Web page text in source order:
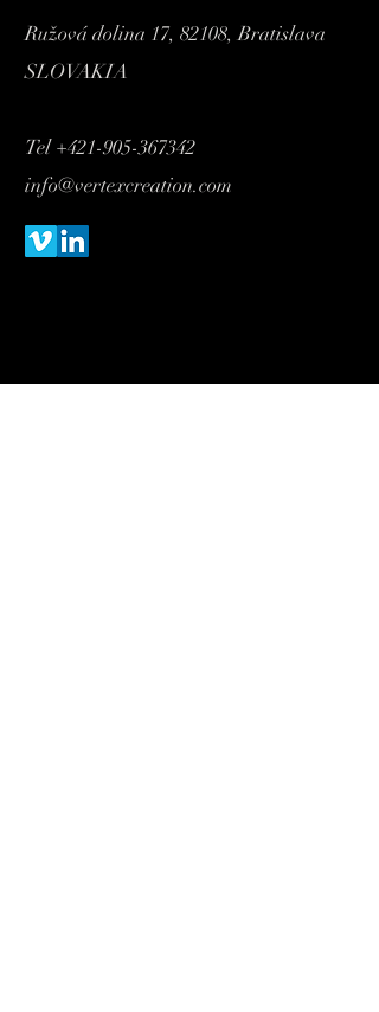
Ružová dolina 17, 82108, Bratislava
SLOVAKIA
Tel+421-905-367342
info@vertexcreation.com